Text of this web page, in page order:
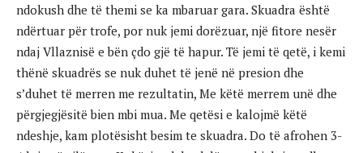
ndokush dhe të themi se ka mbaruar gara. Skuadra është
ndërtuar për trofe, por nuk jemi dorëzuar, një fitore nesër
ndaj Vllaznisë e bën çdo gjë të hapur. Të jemi të qetë, i kemi
thënë skuadrës se nuk duhet të jenë në presion dhe
s’duhet të merren me rezultatin, Me këtë merrem unë dhe
përgjegjësitë bien mbi mua. Me qetësi e kalojmë këtë
ndeshje, kam plotësisht besim te skuadra. Do të afrohen 3-